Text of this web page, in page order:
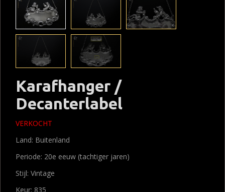
Karafhanger /
Decanterlabel
VERKOCHT
Land: Buitenland
Periode: 20e eeuw (tachtiger jaren)
Stijl: Vintage
Keur: 835